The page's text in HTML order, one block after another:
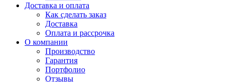
Доставка и оплата
Как сделать заказ
Доставка
Оплата и рассрочка
О компании
Производство
Гарантия
Портфолио
Отзывы